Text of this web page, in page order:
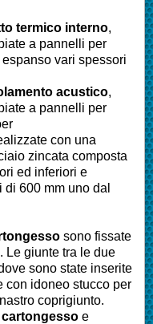
termico interno,
a pannelli per
vari spessori
acustico,
a pannelli per
con una
zincata composta
ed inferiori e
di 600 mm uno dal
sono fissate
Le giunte tra le due
sono state inserite
con idoneo stucco per
coprigiunto.
cartongesso e